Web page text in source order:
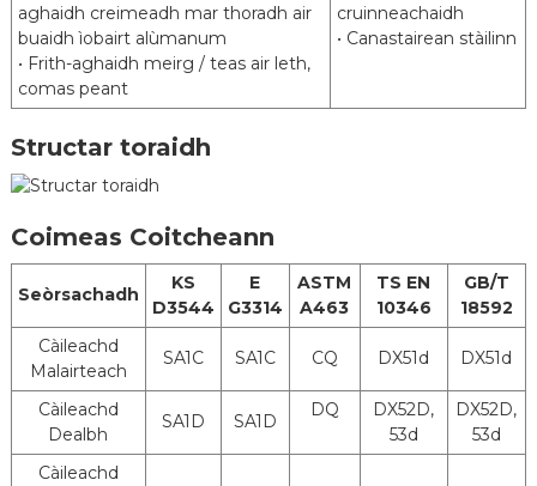
aghaidh creimeadh mar thoradh air
buaidh ìobairt alùmanum
• Frith-aghaidh meirg / teas air leth,
comas peant
cruinneachaidh
• Canastairean stàilinn
Structar toraidh
Coimeas Coitcheann
Seòrsachadh
KS
D3544
E
G3314
ASTM
A463
TS EN
10346
GB/T
18592
Càileachd
Malairteach
SA1C SA1C CQ DX51d DX51d
Càileachd
Dealbh
SA1D SA1D
DQ
DX52D,
53d
DX52D,
53d
Càileachd
Tigheadas
0.3 mm gu 3.0 mm
Leud
600 mm gu 1500 mm
Làimhseachadh
post
Ceimigeach
Làimhseachadh
asgaidh
Tlubrication
Gun
làimhseachadh
Ro-
làimhseachadh
airson
peantadh
Peant Vinyl Resin Peantadh Resin
Silicone
Peant roisinn phenolic Paint resin